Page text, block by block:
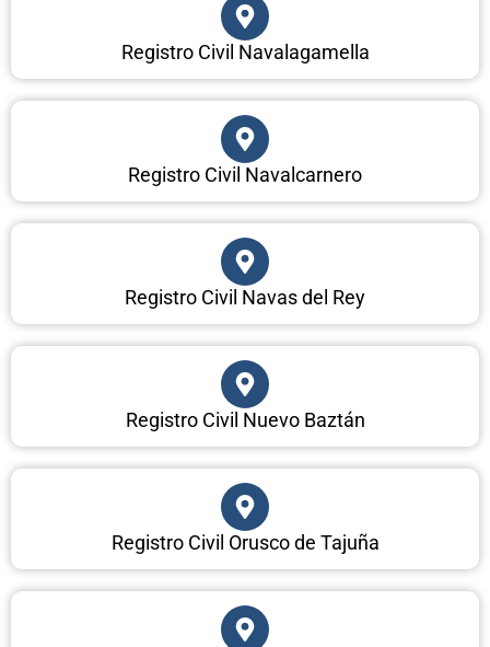
Registro Civil Navalagamella
Registro Civil Navalcarnero
Registro Civil Navas del Rey
Registro Civil Nuevo Baztán
Registro Civil Orusco de Tajuña